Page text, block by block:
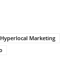
Hyperlocal Marketing